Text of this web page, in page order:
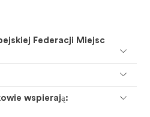
Federacji Miejsc
wspierają: